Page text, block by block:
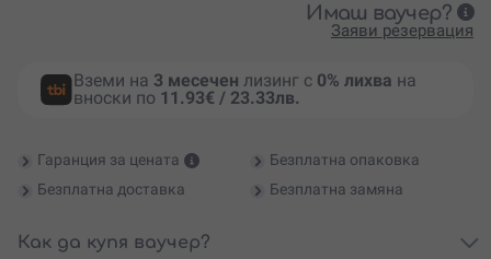
Имаш ваучер?
Заяви резервация
Вземи на 3 месечен лизинг с 0% лихва на
вноски по 11.93€ / 23.33лв.
Гаранция за цената
Безплатна опаковка
Безплатна доставка
Безплатна замяна
Как да купя ваучер?